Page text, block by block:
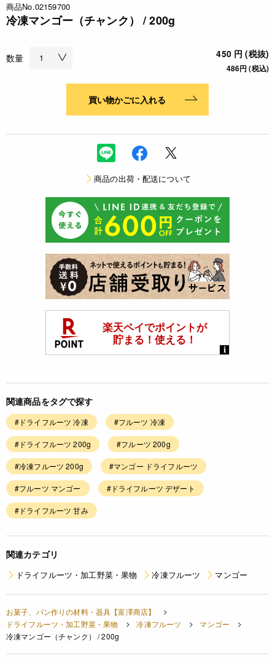
商品No.02159700
冷凍マンゴー（チャンク） / 200g
数量 450 円 (税抜)
486円 (税込)
買い物かごに入れる
商品の出荷・配送について
関連商品をタグで探す
#ドライフルーツ 冷凍 #フルーツ 冷凍
#ドライフルーツ 200g #フルーツ 200g
#冷凍フルーツ 200g #マンゴー ドライフルーツ
#フルーツ マンゴー #ドライフルーツ デザート
#ドライフルーツ 甘み
関連カテゴリ
ドライフルーツ・加工野菜・果物 冷凍フルーツ マンゴー
お菓子、パン作りの材料・器具【富澤商店】
ドライフルーツ・加工野菜・果物
冷凍フルーツ
マンゴー
冷凍マンゴー（チャンク） / 200g